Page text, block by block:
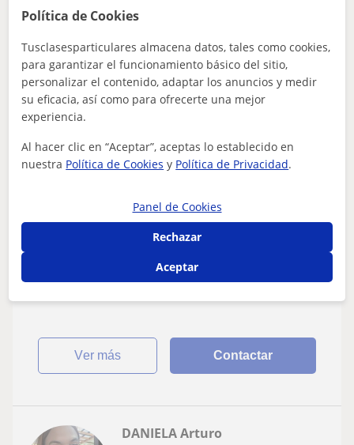
Lourdes
★ 5,0 (5 valoraciones)
Aranjuez, Ontígola
Doy clases particulares de apoyo/repasoso
vía presencial u Online
Online para primaria, ESO (biología, química, lengua y
ver más Contactar
DANIELA Arturo
Política de Cookies
Tusclasesparticulares almacena datos, tales como cookies,
para garantizar el funcionamiento básico del sitio,
personalizar el contenido, adaptar los anuncios y medir
su eficacia, así como para ofrecerte una mejor
experiencia.
Al hacer clic en “Aceptar”, aceptas lo establecido en
nuestra Política de Cookies y Política de Privacidad.
Panel de Cookies
Rechazar
Aceptar